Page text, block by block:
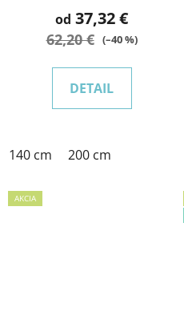
od 37,32 €
62,20 € (–40 %)
DETAIL
140 cm 200 cm
AKCIA